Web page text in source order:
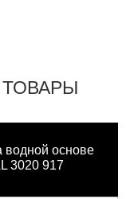
водной основе
3020 917